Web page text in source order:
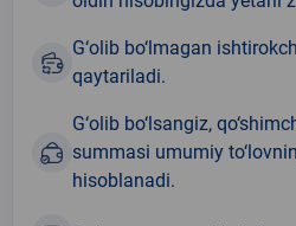
G‘olib bo‘lmagan
qaytariladi.
G‘olib bo‘lsangiz,
summasi umumiy
hisoblanadi.